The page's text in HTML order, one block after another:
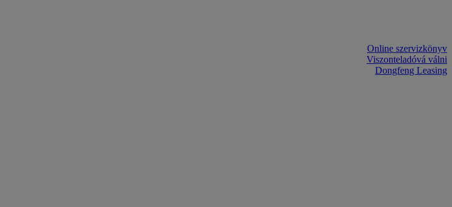
Online szervizkönyv
Viszonteladóvá válni
Dongfeng Leasing